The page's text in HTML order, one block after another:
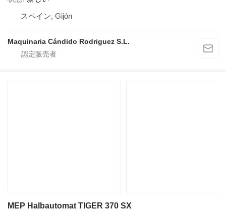
スペイン, Gijón
Maquinaria Cándido Rodriguez S.L.
MEP Halbautomat TIGER 370 SX